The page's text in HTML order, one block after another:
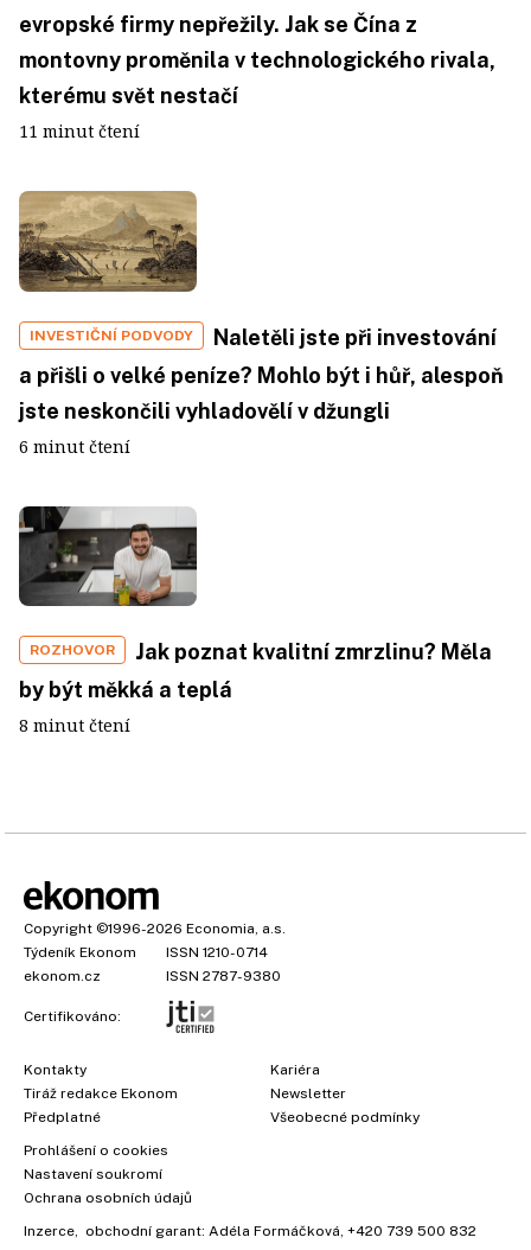
evropské firmy nepřežily. Jak se Čína z
montovny proměnila v technologického rivala,
kterému svět nestačí
11 minut čtení
INVESTIČNÍ PODVODY
Naletěli jste při investování
a přišli o velké peníze? Mohlo být i hůř, alespoň
jste neskončili vyhladovělí v džungli
6 minut čtení
ROZHOVOR
Jak poznat kvalitní zmrzlinu? Měla
by být měkká a teplá
8 minut čtení
Copyright ©1996-2026 Economia, a.s.
Týdeník Ekonom
ISSN 1210-0714
ekonom.cz
ISSN 2787-9380
Certifikováno:
Kontakty
Tiráž redakce Ekonom
Předplatné
Kariéra
Newsletter
Všeobecné podmínky
Prohlášení o cookies
Nastavení soukromí
Ochrana osobních údajů
Inzerce, obchodní garant: Adéla Formáčková, +420 739 500 832